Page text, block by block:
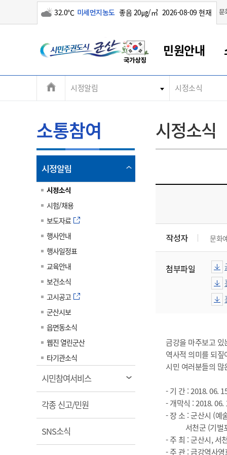
구름많음
32.0℃ 미세먼지농도 좋음 20㎍/㎥ 2026-08-09 현재 문
시
민
주
권
도
시
군
산
체
민원안내
민원안내
대표전화 063-454-4000
부서 및 담당자 연락처
전화번호안내
찾아오시는길
민원창구안내
민원수수료
종합민원창구
민원편의제도
민원인 후견인제
복합민원 상담예약제
폐업신고 원스톱서비스
납세자 보호관제도
『안심상속』 원스톱 서비
소통참여
대표전화 063-454-4000
부서 및 담당자 연락처
전화번호안내
찾아오시는길
시정알림
시험/채용
보도자료
고시공고
군산시보
웹진 열린군산
생활복지
대표전화 063-454-4000
부서 및 담당자 연락처
전화번호안내
찾아오시는길
복지/보건
통합돌봄
주민복지
사회서비스(바우처)
장사정보
경제산업
대표전화 063-454-4000
부서 및 담당자 연락처
전화번호안내
찾아오시는길
군산사랑상품권
상품권 공지사항
상품권 Q&A
정보공개
대표전화 063-454-4000
부서 및 담당자 연락처
전화번호안내
찾아오시는길
정보공개제도
비공개대상정보
불복구제절차
계약정보공개
입찰/계약정보
용역과제
군산새만금
대표전화 063-454-4000
부서 및 담당자 연락처
전화번호안내
찾아오시는길
군산에서 시작되는 새만금
군산소개
대표전화 063-454-4000
부서 및 담당자 연락처
전화번호안내
찾아오시는길
군산시 비전
전북소개
대표전화 063-454-4000
부서 및 담당자 연락처
전화번호안내
찾아오시는길
전북특별자치도 소개
전북특별자치도 용어 Q&A
시정알림 시정소식
소통참여
시정알림
림
시정소식
시험/채용
보도자료
행사안내
행사일정표
교육안내
보건소식
고시공고
군산시보
읍면동소식
웹진 열린군산
타기관소식
시민참여서비스열
림
각종 신고/민원
림
SNS소식
림
시정소식
작성자 문화
첨부파일
금강을 마주보고
역사적 의미를 되
시민 여러분들의
- 기 간 : 2018. 06.
- 개막식 : 2018.
- 장 소 : 군산시 (예
서천군 (기벌
- 주 최 : 군산시, 서
- 주 관 : 금강역사